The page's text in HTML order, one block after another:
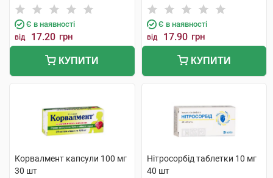
Є в наявності
від 17.20 грн
КУПИТИ
Є в наявності
від 17.90 грн
КУПИТИ
Корвалмент капсули 100 мг
30 шт
Нітросорбід таблетки 10 мг
40 шт